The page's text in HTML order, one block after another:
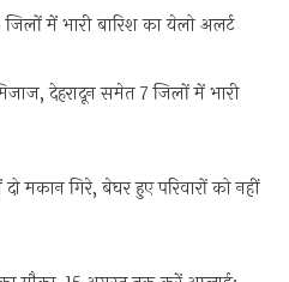
में भारी बारिश का येलो अलर्ट
देहरादून समेत 7 जिलों में भारी
मकान गिरे, बेघर हुए परिवारों को नहीं